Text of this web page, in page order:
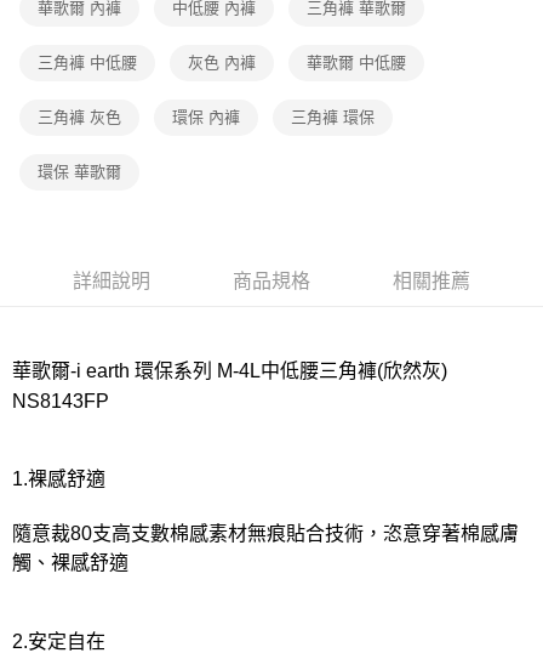
付款後7-11取貨
每筆NT$80，滿NT$1,000(含以上)免運費
每筆NT$80，滿NT$1,000(含以上)免運費
華歌爾 內褲 中低腰 內褲 三角褲 華歌爾
三角褲 中低腰 灰色 內褲 華歌爾 中低腰
三角褲 灰色 環保 內褲 三角褲 環保
環保 華歌爾
詳細說明 商品規格 相關推薦
華歌爾-i earth 環保系列 M-4L中低腰三角褲(欣然灰)
NS8143FP
1.裸感舒適
隨意裁80支高支數棉感素材無痕貼合技術，恣意穿著棉感膚
觸、裸感舒適
2.安定自在